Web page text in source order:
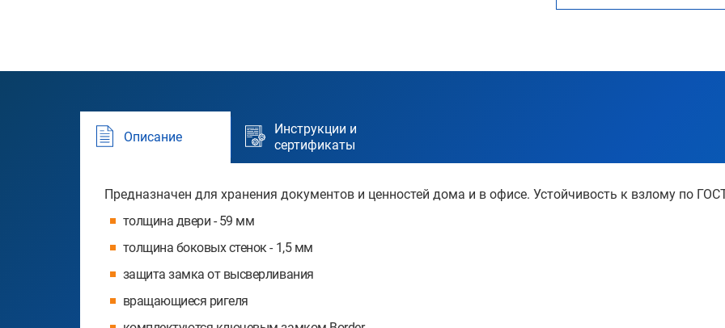
Описание
Инструкции и
сертификаты
Предназначен для хранения документов и ценностей дома и в офисе. Устойчивость к взлому по
толщина двери - 59 мм
толщина боковых стенок - 1,5 мм
защита замка от высверливания
вращающиеся ригеля